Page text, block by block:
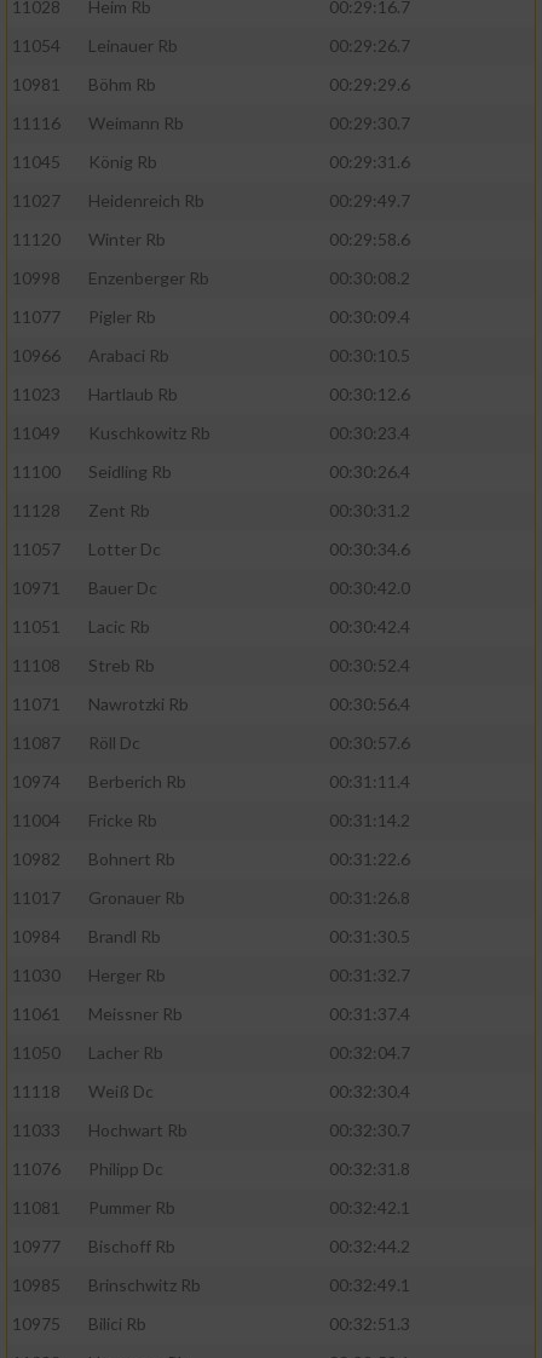
11028 Heim Rb
00:29:16.7
11054
Leinauer Rb
00:29:26.7
10981
Böhm Rb
00:29:29.6
11116
Weimann Rb
00:29:30.7
11045
König Rb
00:29:31.6
11027
Heidenreich Rb
00:29:49.7
11120
Winter Rb
00:29:58.6
10998
Enzenberger Rb
00:30:08.2
11077
Pigler Rb
00:30:09.4
10966
Arabaci Rb
00:30:10.5
11023
Hartlaub Rb
00:30:12.6
11049
Kuschkowitz Rb
00:30:23.4
11100
Seidling Rb
00:30:26.4
11128
Zent Rb
00:30:31.2
11057
Lotter Dc
00:30:34.6
10971
Bauer Dc
00:30:42.0
11051
Lacic Rb
00:30:42.4
11108
Streb Rb
00:30:52.4
11071
Nawrotzki Rb
00:30:56.4
11087
Röll Dc
00:30:57.6
10974
Berberich Rb
00:31:11.4
11004
Fricke Rb
00:31:14.2
10982
Bohnert Rb
00:31:22.6
11017
Gronauer Rb
00:31:26.8
10984
Brandl Rb
00:31:30.5
11030
Herger Rb
00:31:32.7
11061
Meissner Rb
00:31:37.4
11050
Lacher Rb
00:32:04.7
11118
Weiß Dc
00:32:30.4
11033
Hochwart Rb
00:32:30.7
11076
Philipp Dc
00:32:31.8
11081
Pummer Rb
00:32:42.1
10977
Bischoff Rb
00:32:44.2
10985
Brinschwitz Rb
00:32:49.1
10975
Bilici Rb
00:32:51.3